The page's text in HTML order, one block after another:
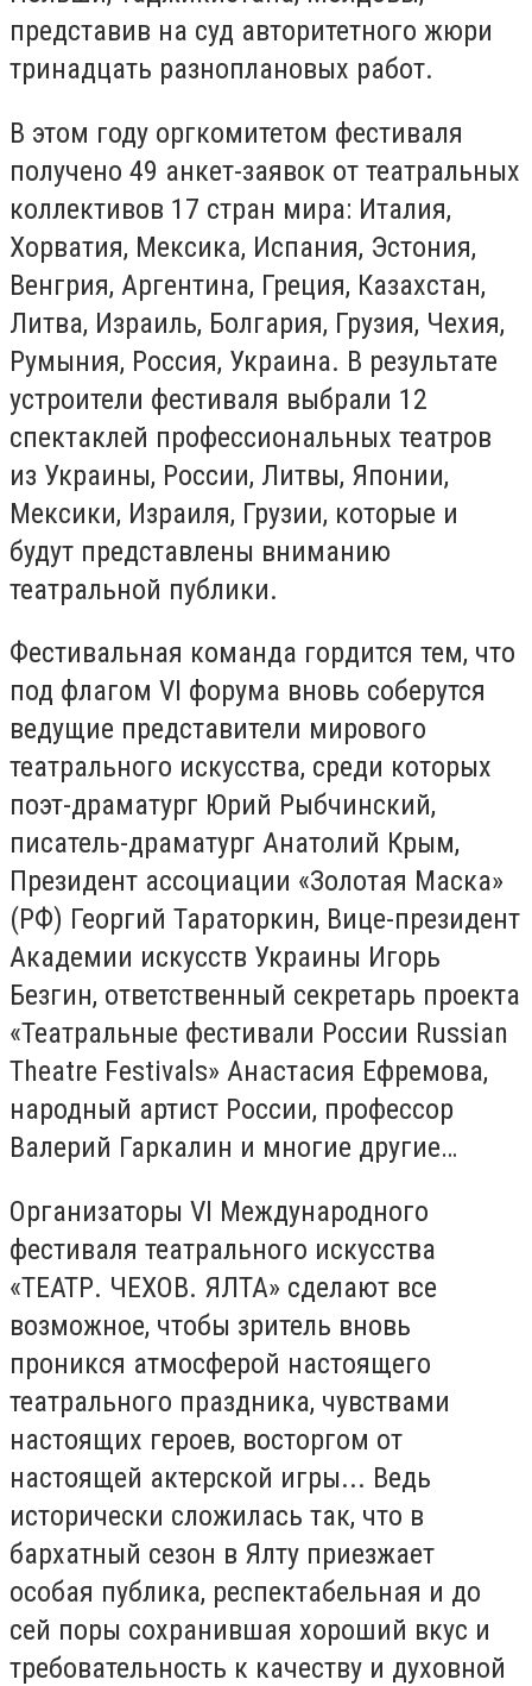
представив на суд авторитетного жюри
тринадцать разноплановых работ.
В этом году оргкомитетом фестиваля
получено 49 анкет-заявок от театральных
коллективов 17 стран мира: Италия,
Хорватия, Мексика, Испания, Эстония,
Венгрия, Аргентина, Греция, Казахстан,
Литва, Израиль, Болгария, Грузия, Чехия,
Румыния, Россия, Украина. В результате
устроители фестиваля выбрали 12
спектаклей профессиональных театров
из Украины, России, Литвы, Японии,
Мексики, Израиля, Грузии, которые и
будут представлены вниманию
театральной публики.
Фестивальная команда гордится тем, что
под флагом VI форума вновь соберутся
ведущие представители мирового
театрального искусства, среди которых
поэт-драматург Юрий Рыбчинский,
писатель-драматург Анатолий Крым,
Президент ассоциации «Золотая Маска»
(РФ) Георгий Тараторкин, Вице-президент
Академии искусств Украины Игорь
Безгин, ответственный секретарь проекта
«Театральные фестивали России Russian
Theatre Festivals» Анастасия Ефремова,
народный артист России, профессор
Валерий Гаркалин и многие другие…
Организаторы VI Международного
фестиваля театрального искусства
«ТЕАТР. ЧЕХОВ. ЯЛТА» сделают все
возможное, чтобы зритель вновь
проникся атмосферой настоящего
театрального праздника, чувствами
настоящих героев, восторгом от
настоящей актерской игры... Ведь
исторически сложилась так, что в
бархатный сезон в Ялту приезжает
особая публика, респектабельная и до
сей поры сохранившая хороший вкус и
требовательность к качеству и духовной